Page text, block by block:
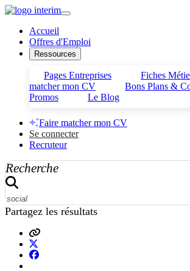
Accueil
Offres d'Emploi
Ressources
Pages Entreprises Fiches
matcher mon CV
Bons Plans &
Promos
Le Blog
Faire matcher mon CV
Se connecter
Recruteur
Recherche
Partagez les résultats